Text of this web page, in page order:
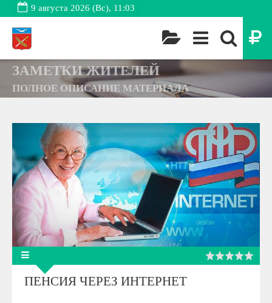
9 августа 2026 (Вс), 11:03
ЗАМЕТКИ ЖИТЕЛЕЙ
ПОЛНОЕ ОПИСАНИЕ МАТЕРИАЛА
ПЕНСИЯ ЧЕРЕЗ ИНТЕРНЕТ